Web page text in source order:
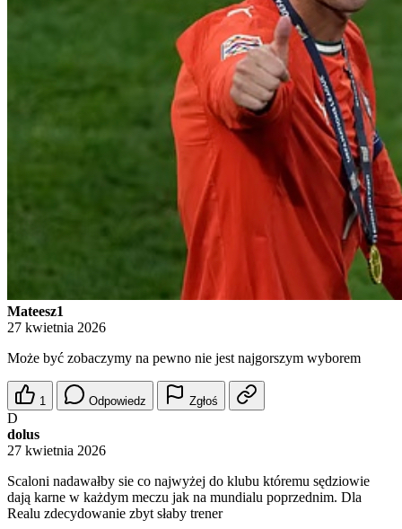
Mateesz1
27 kwietnia 2026
Może być zobaczymy na pewno nie jest najgorszym wyborem
1 Odpowiedz Zgłoś
D
dolus
27 kwietnia 2026
Scaloni nadawałby sie co najwyżej do klubu któremu sędziowie
dają karne w każdym meczu jak na mundialu poprzednim. Dla
Realu zdecydowanie zbyt słaby trener